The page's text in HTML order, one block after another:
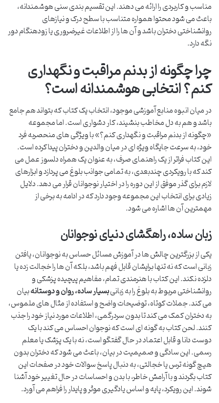
مناسب و کاربردی را ارائه می دهند. این تقسیم بندی سنی هوشمندانه،
باعث می شود محتوا همواره متناسب با سطح درک و نیازهای
روانشناختی دختران باشد و آن ها را از اطلاعات غیرضروری یا زودهنگام دور
نگه دارد.
چرا چگونه از بدنم مراقبت و نگهداری
کنم؟ انتخابی هوشمندانه است؟
در میان انبوه منابع آموزشی موجود، انتخاب یک کتاب که بتواند هم جامع
باشد و هم به دل مخاطب بنشیند، کار دشواری است. اما مجموعه
«چگونه از بدنم مراقبت و نگهداری کنم؟» با ویژگی های منحصربه فرد
خود، به سرعت جایگاه ویژه ای در میان والدین و دختران پیدا کرده است.
این کتاب فراتر از یک راهنمای صرف، به عنوان یک همراه دلسوز عمل می
کند که با رویکردی چندبعدی، به تمامی جوانب بلوغ می پردازد و ابزارهای
لازم برای گذر موفق از این دوره را در اختیار نوجوانان قرار می دهد. دلایل
زیادی برای انتخاب این مجموعه وجود دارد که در ادامه به برخی از
مهمترین آن ها اشاره می شود.
زبان ساده، راهگشای دنیای نوجوانان
یکی از بزرگترین چالش ها در آموزش مسائل حساس به نوجوانان، یافتن
زبانی است که نه تنها برایشان قابل فهم باشد، بلکه آن ها را خجالت زده یا
دلزده نکند. این کتاب با هنرمندی تمام، مفاهیم پیچیده پزشکی و
روانشناختی مربوط به بلوغ را به زبانیبسیار ساده، روان و دوستانهبیان
می کند. جملات کوتاه، توضیحات واضح و استفاده از مثال های ملموس،
به دختران کمک می کند تا بدون سردرگمی، اطلاعات مورد نیاز خود را جذب
کنند. لحن کتاب به گونه ای است که نوجوان احساس می کند با یک
دوست دانا و قابل اعتماد در حال گفتگو است، نه با یک پزشک یا معلم
رسمی. این سادگی و صمیمیت در بیان، باعث می شود که دختران بدون
هیچ گونه ترس یا خجالتی، به دنبال پاسخ سوالات خود در صفحات این
کتاب بگردند و با آرامش خاطر، با بدن و احساسات در حال تغییر خود آشنا
شوند. این رویکرد، پایه و اساس یادگیری موثر و پایدار را فراهم می آورد.